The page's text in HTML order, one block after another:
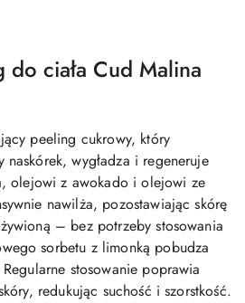
do ciała Cud Malina
peeling cukrowy, który
naskórek, wygładza i regeneruje
olejowi z awokado i olejowi ze
nawilża, pozostawiając skórę
– bez potrzeby stosowania
sorbetu z limonką pobudza
stosowanie poprawia
redukując suchość i szorstkość.